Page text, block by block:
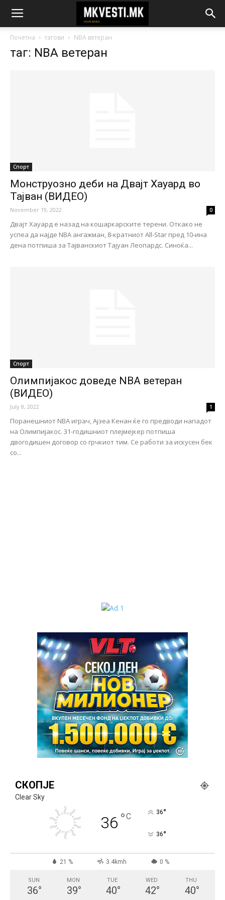
Почетна тагови NBA ветеран
таг: NBA ветеран
Спорт
Монструозно деби на Двајт Хауард во
Тајван (ВИДЕО)
November 19, 2022 0
Двајт Хауард е назад на кошаркарските терени. Откако не
успеа да најде NBA ангажман, 8-кратниот All-Star пред 10-ина
дена потпиша за Тајванскиот Тајуан Леопардс. Синоќа...
Спорт
Олимпијакос доведе NBA ветеран
(ВИДЕО)
July 8, 2022 1
Поранешниот NBA играч, Ајзеа Кенан ќе го предводи нападот
на Олимпијакос. 31-годишниот плејмејкер потпиша
двогодишен договор со грчкиот тим. Се работи за искусен бек
со...
СКОПЈЕ
Clear Sky
36 °C 36°
36°
21 % 3.4kmh 0 %
SUN
36°
MON
39°
TUE
40°
WED
42°
THU
40°